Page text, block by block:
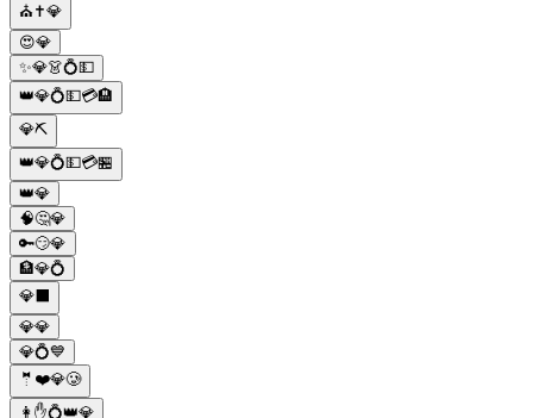
⛪✝️💎
😍💎
✨💎👗💍💵
👑💎💍💵💳🏨
💎⛏️
👑💎💍💵💳🏪
👑💎
🧠🤔💎
🔑😏💎
🏦💎💍
💎⬛️
💎💎
💎💍💙
🤵❤️💎🥲
👩✋💍👑💎